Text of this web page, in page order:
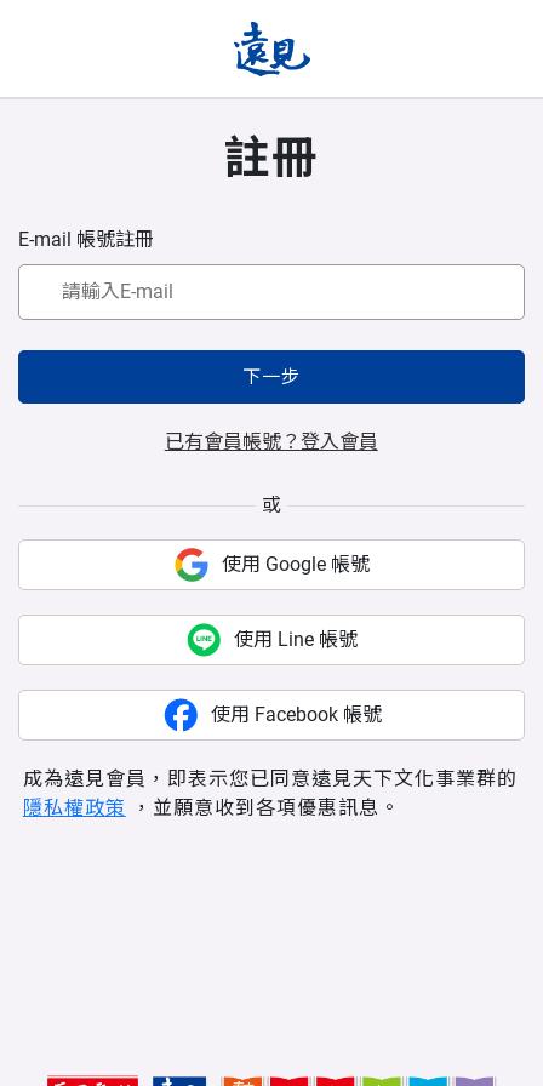
註冊
E-mail 帳號註冊
下一步
已有會員帳號？登入會員
或
使用 Google 帳號
使用 Line 帳號
使用 Facebook 帳號
成為遠見會員，即表示您已同意遠見天下文化事業群的
隱私權政策 ，並願意收到各項優惠訊息。